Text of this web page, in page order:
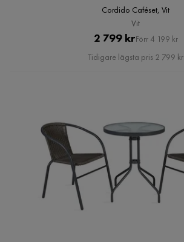
Cordido Caféset, Vit
Vit
Pris
2 799 krOriginal
Pris
Förr 4 199 kr
Tidigare lägsta pris 2 799 kr